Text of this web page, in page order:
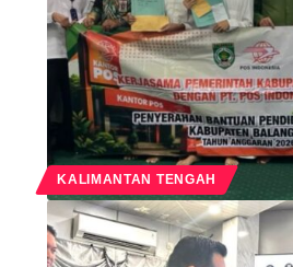
KALIMANTAN TENGAH